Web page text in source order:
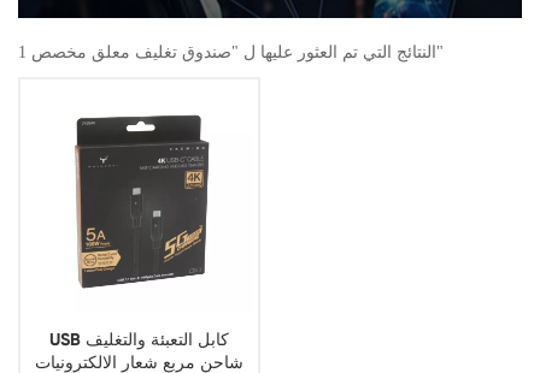
1 النتائج التي تم العثور عليها ل "صندوق تغليف معلق مخصص"
USB كابل التعبئة والتغليف
شاحن مربع شعار الالكترونيات